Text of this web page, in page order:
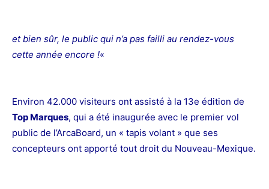
et bien sûr, le public qui n’a pas failli au rendez-vous
cette année encore !«
Environ 42.000 visiteurs ont assisté à la 13e édition de
Top Marques, qui a été inaugurée avec le premier vol
public de l’ArcaBoard, un « tapis volant » que ses
concepteurs ont apporté tout droit du Nouveau-Mexique.